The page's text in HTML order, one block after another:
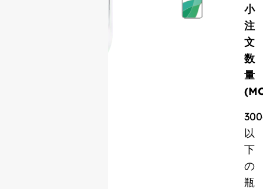
小
注
文
数
量
以
下
の
瓶